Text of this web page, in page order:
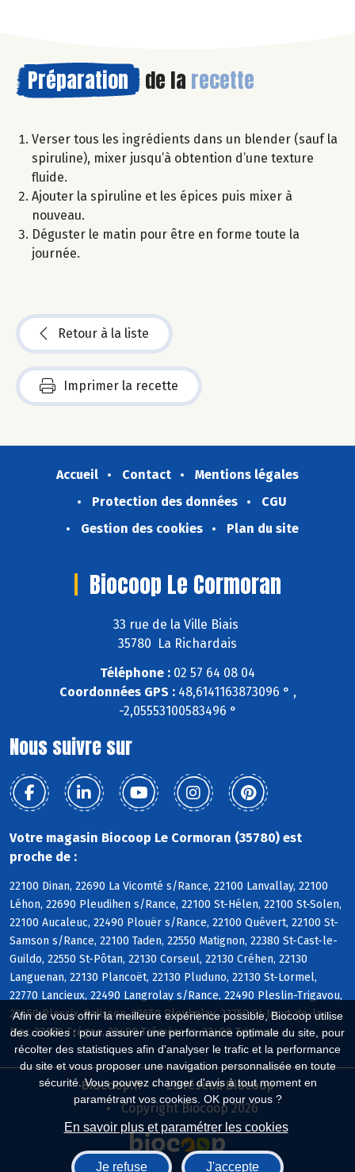
Afin de vous offrir la meilleure expérience possible, Biocoop utilise
des cookies : pour assurer une performance optimale du site, pour
récolter des statistiques afin d'analyser le trafic et la performance
du site et vous proposer une navigation personnalisée en toute
sécurité. Vous pouvez changer d'avis à tout moment en
paramétrant vos cookies. OK pour vous ?
En savoir plus et paramétrer les cookies
Je refuse J'accepte
Préparation de la recette
Verser tous les ingrédients dans un blender (sauf la
spiruline), mixer jusqu’à obtention d’une texture
fluide.
Ajouter la spiruline et les épices puis mixer à
nouveau.
Déguster le matin pour être en forme toute la
journée.
Retour à la liste
Imprimer la recette
Accueil Contact
Mentions légales
Protection des données
CGU
Gestion des cookies
Plan du site
Biocoop Le Cormoran
33 rue de la Ville Biais
35780 La Richardais
Téléphone : 02 57 64 08 04
Coordonnées GPS :48,6141163873096 ° ,
-2,05553100583496 °
Nous suivre sur
Votre magasin Biocoop Le Cormoran (35780) est
proche de :
22100 Dinan, 22690 La Vicomté s/Rance, 22100 Lanvallay, 22100
Léhon, 22690 Pleudihen s/Rance, 22100 St-Hélen, 22100 St-Solen,
22100 Aucaleuc, 22490 Plouër s/Rance, 22100 Quévert, 22100 St-
Samson s/Rance, 22100 Taden, 22550 Matignon, 22380 St-Cast-le-
Guildo, 22550 St-Pôtan, 22130 Corseul, 22130 Créhen, 22130
Languenan, 22130 Plancoët, 22130 Pluduno, 22130 St-Lormel,
22770 Lancieux, 22490 Langrolay s/Rance, 22490 Pleslin-Trigavou,
22650 Plessix-Balisson, 22650 Ploubalay, 22750 St-Jacut-de-la-
Mer, 22650 Trégon, 22490 Tréméreuc, 22490 Trigavou
Biocoop.fr
Le réseau Biocoop
Copyright Biocoop 2026